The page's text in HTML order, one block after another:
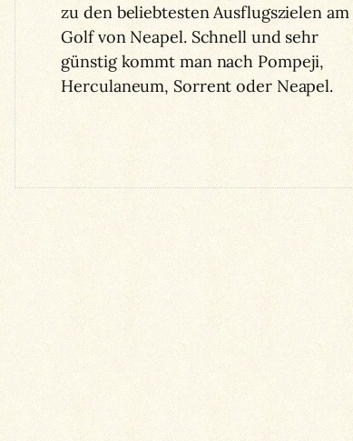
zu den beliebtesten Ausflugszielen am
Golf von Neapel. Schnell und sehr
günstig kommt man nach Pompeji,
Herculaneum, Sorrent oder Neapel.